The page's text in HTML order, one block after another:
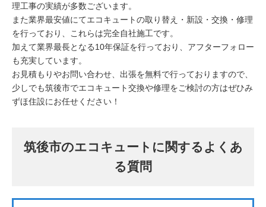
理工事の実績が多数ございます。
また業界最安値にてエコキュートの取り替え・新設・交換・修理
を行っており、これらは完全自社施工です。
加えて業界最長となる10年保証を行っており、アフターフォロー
も充実しています。
お見積もりやお問い合わせ、出張を無料で行っておりますので、
少しでも筑後市でエコキュート交換や修理をご検討の方はぜひみ
ずほ住設にお任せください！
筑後市のエコキュートに関するよくあ
る質問